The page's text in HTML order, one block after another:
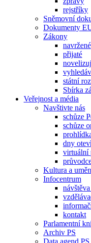
rejstříky
Sněmovní
Dokumenty
Zákony
navržené
přijaté
státní
Sbírka
Veřejnost a média
Navštivte nás
schůze
schůze
dny
virtuální
Kultura a
Infocentrum
kontakt
Parlamentní
Archiv PS
Data agend